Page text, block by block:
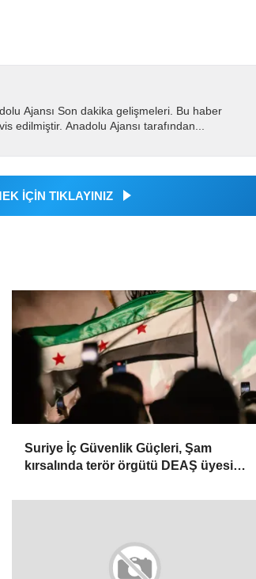
Ajansı Son dakika gelişmeleri. Bu haber
edilmiştir. Anadolu Ajansı tarafından...
İÇİN TIKLAYINIZ
Suriye İç Güvenlik Güçleri, Şam
kırsalında terör örgütü DEAŞ üyesi 2